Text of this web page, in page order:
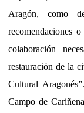
Aragón, como
recomendaciones
colaboración
restauración de la
Cultural
Campo de